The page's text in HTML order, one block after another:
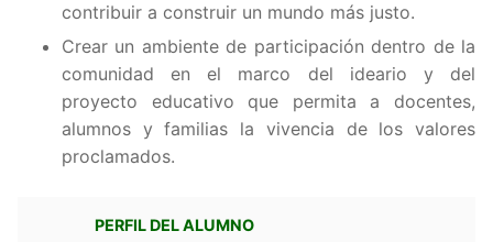
contribuir a construir un mundo más justo.
Crear un ambiente de participación dentro de la
comunidad en el marco del ideario y del
proyecto educativo que permita a docentes,
alumnos y familias la vivencia de los valores
proclamados.
PERFIL DEL ALUMNO